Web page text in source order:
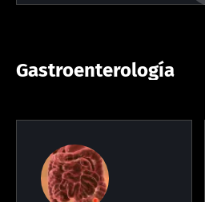
Gastroenterología